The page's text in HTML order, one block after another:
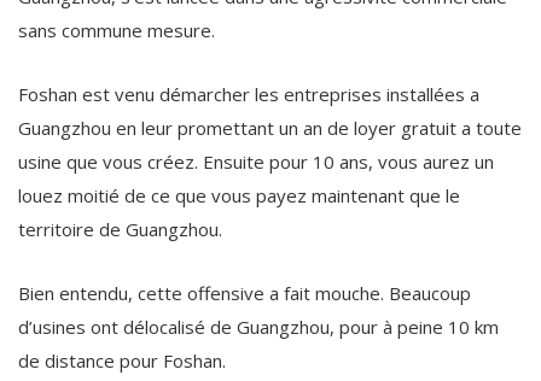
sans commune mesure.
Foshan est venu démarcher les entreprises installées a
Guangzhou en leur promettant un an de loyer gratuit a toute
usine que vous créez. Ensuite pour 10 ans, vous aurez un
louez moitié de ce que vous payez maintenant que le
territoire de Guangzhou.
Bien entendu, cette offensive a fait mouche. Beaucoup
d’usines ont délocalisé de Guangzhou, pour à peine 10 km
de distance pour Foshan.